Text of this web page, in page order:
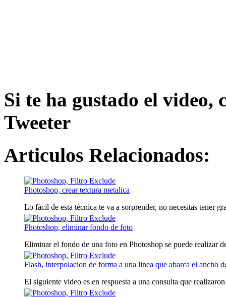
Si te ha gustado el video,
Tweeter
Articulos Relacionados:
Photoshop, crear textura metalica
Lo fácil de esta técnica te va a sorprender, no necesitas tener
Photoshop, eliminar fondo de foto
Eliminar el fondo de una foto en Photoshop se puede realizar
Flash, interpolacion de forma a una linea que abarca el ancho
El siguiente video es en respuesta a una consulta que